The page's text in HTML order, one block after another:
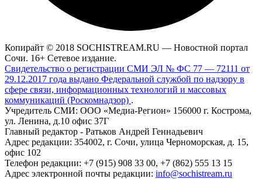
Копирайт © 2018 SOCHISTREAM.RU — Новостной портал
Сочи. 16+ Сетевое издание.
Свидетельство о регистрации СМИ ЭЛ № ФС 77 — 72111 от
29.12.2017 года выдано Федеральной службой по надзору в
сфере связи, информационных технологий и массовых
коммуникаций (Роскомнадзор) .
Учредитель СМИ: ООО «Медиа-Регион» 156000 г. Кострома,
ул. Ленина, д.10 офис 37Г
Главный редактор - Ратьков Андрей Геннадьевич
Адрес редакции: 354002, г. Сочи, улица Черноморская, д. 15,
офис 102
Телефон редакции: +7 (915) 908 33 00, +7 (862) 555 13 15
Адрес электронной почты редакции: info@sochistream.ru